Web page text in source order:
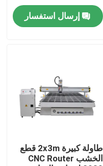
إرسال استفسار
طاولة كبيرة 2x3m قطع
الخشب CNC Router